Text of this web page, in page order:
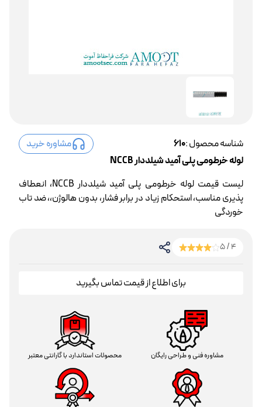
شناسه محصول :610
مشاوره خرید
لوله خرطومی پلی آمید شیلددار NCCB
لیست قیمت لوله خرطومی پلی آمید شیلددار NCCB، انعطاف
پذیری مناسب، استحکام زیاد در برابر فشار، بدون هالوژن،، ضد تاب
خوردگی
4 / 5
برای اطلاع از قیمت تماس بگیرید
مشاوره فنی و طراحی رایگان محصولات استاندارد با گارانتی معتبر